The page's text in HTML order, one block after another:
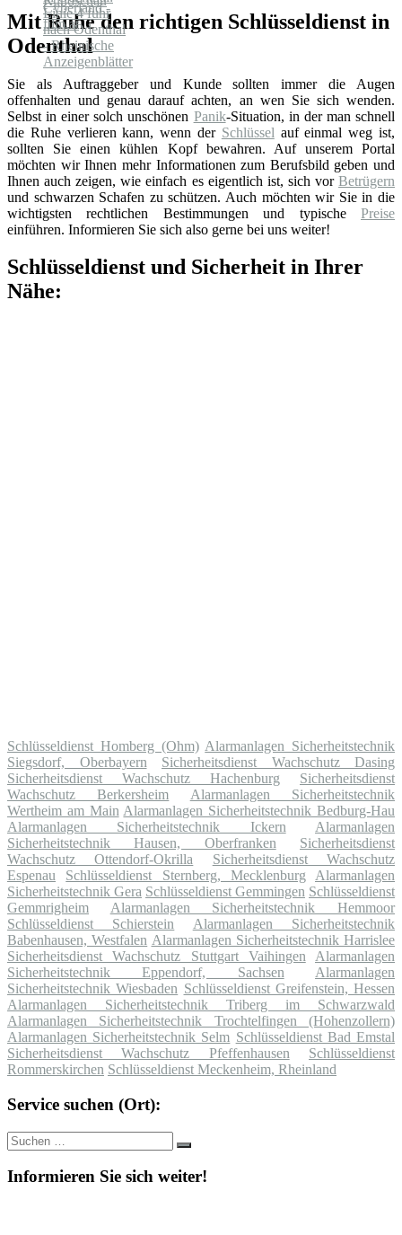
Mit Ruhe den richtigen Schlüsseldienst in
Odenthal
Sie als Auftraggeber und Kunde sollten immer die Augen
offenhalten und genau darauf achten, an wen Sie sich wenden.
Selbst in einer solch unschönen Panik-Situation, in der man schnell
die Ruhe verlieren kann, wenn der Schlüssel auf einmal weg ist,
sollten Sie einen kühlen Kopf bewahren. Auf unserem Portal
möchten wir Ihnen mehr Informationen zum Berufsbild geben und
Ihnen auch zeigen, wie einfach es eigentlich ist, sich vor Betrügern
und schwarzen Schafen zu schützen. Auch möchten wir Sie in die
wichtigsten rechtlichen Bestimmungen und typische Preise
einführen. Informieren Sie sich also gerne bei uns weiter!
Schlüsseldienst und Sicherheit in Ihrer
Nähe:
Schlüsseldienst Homberg (Ohm) Alarmanlagen Sicherheitstechnik
Siegsdorf, Oberbayern
Sicherheitsdienst Wachschutz Dasing
Sicherheitsdienst Wachschutz Hachenburg
Sicherheitsdienst
Wachschutz Berkersheim
Alarmanlagen Sicherheitstechnik
Wertheim am Main Alarmanlagen Sicherheitstechnik Bedburg-Hau
Alarmanlagen Sicherheitstechnik Ickern
Alarmanlagen
Sicherheitstechnik Hausen, Oberfranken
Sicherheitsdienst
Wachschutz Ottendorf-Okrilla
Sicherheitsdienst Wachschutz
Espenau
Schlüsseldienst Sternberg, Mecklenburg
Alarmanlagen
Sicherheitstechnik Gera Schlüsseldienst Gemmingen Schlüsseldienst
Gemmrigheim
Alarmanlagen Sicherheitstechnik Hemmoor
Schlüsseldienst Schierstein
Alarmanlagen Sicherheitstechnik
Babenhausen, Westfalen Alarmanlagen Sicherheitstechnik Harrislee
Sicherheitsdienst Wachschutz Stuttgart Vaihingen
Alarmanlagen
Sicherheitstechnik Eppendorf, Sachsen
Alarmanlagen
Sicherheitstechnik Wiesbaden Schlüsseldienst Greifenstein, Hessen
Alarmanlagen Sicherheitstechnik Triberg im Schwarzwald
Alarmanlagen Sicherheitstechnik Trochtelfingen (Hohenzollern)
Alarmanlagen Sicherheitstechnik Selm Schlüsseldienst Bad Emstal
Sicherheitsdienst Wachschutz Pfeffenhausen
Schlüsseldienst
Rommerskirchen Schlüsseldienst Meckenheim, Rheinland
Service suchen (Ort):
Suche
nach:
Suchen
Informieren Sie sich weiter!